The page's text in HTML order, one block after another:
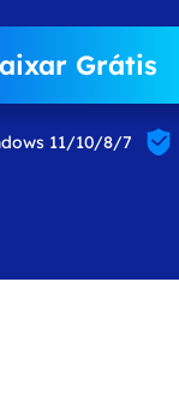
Grátis
11/10/8/7 